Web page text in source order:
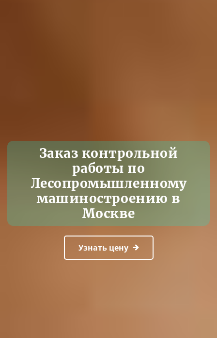
Заказ контрольной
работы по
Лесопромышленному
машиностроению в
Москве
Узнать цену